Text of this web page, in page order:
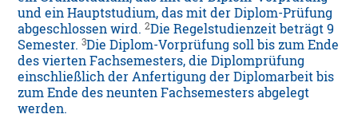
und ein Hauptstudium, das mit der Diplom-Prüfung
abgeschlossen wird.2Die Regelstudienzeit beträgt 9
Semester.3Die Diplom-Vorprüfung soll bis zum Ende
des vierten Fachsemesters, die Diplomprüfung
einschließlich der Anfertigung der Diplomarbeit bis
zum Ende des neunten Fachsemesters abgelegt
werden.